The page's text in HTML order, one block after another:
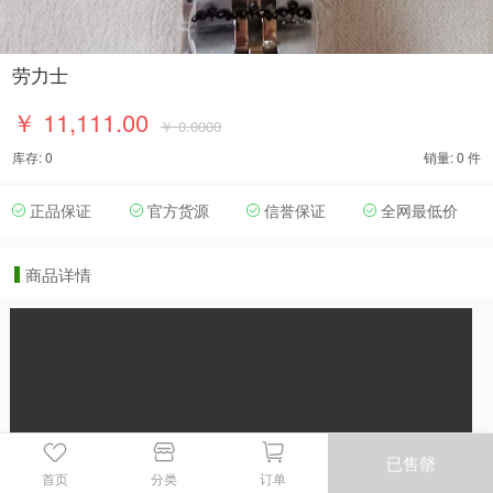
劳力士
￥ 11,111.00 ￥ 0.0000
库存: 0 销量: 0 件
正品保证 官方货源 信誉保证 全网最低价
商品详情
首页 分类 订单
已售罄